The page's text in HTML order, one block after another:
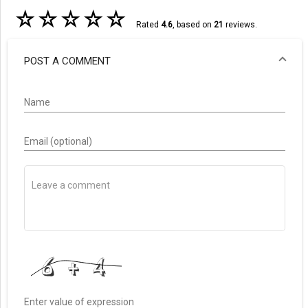
☆☆☆☆☆ Rated 4.6, based on 21 reviews.
POST A COMMENT
Name
Email (optional)
Enter value of expression